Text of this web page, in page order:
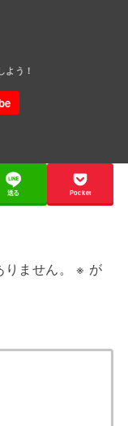
送る Pocket
ません。 ※ が